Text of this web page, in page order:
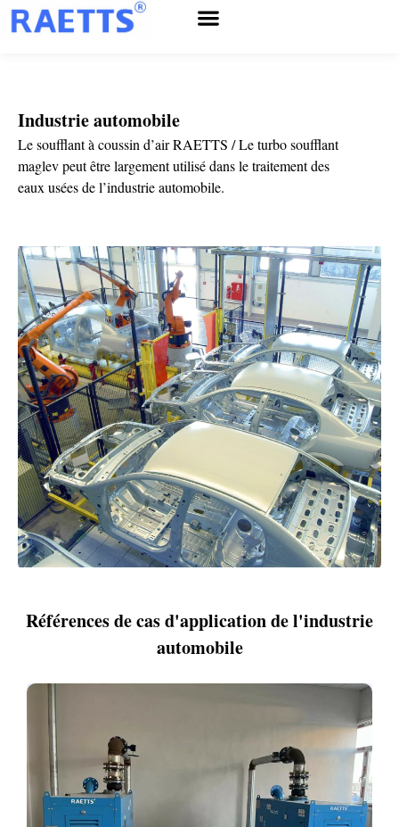
Industrie automobile
Le soufflant à coussin d’air RAETTS / Le turbo soufflant
maglev peut être largement utilisé dans le traitement des
eaux usées de l’industrie automobile.
Références de cas d'application de l'industrie
automobile